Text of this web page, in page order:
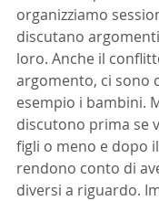
organizziamo
discutano
loro. Anche il
argomento, ci sono
esempio i bambini.
discutono prima se
figli o meno e dopo
rendono conto di
diversi a riguardo.